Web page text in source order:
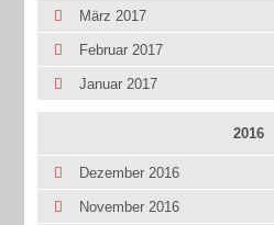
März 2017
Februar 2017
Januar 2017
2016
Dezember 2016
November 2016